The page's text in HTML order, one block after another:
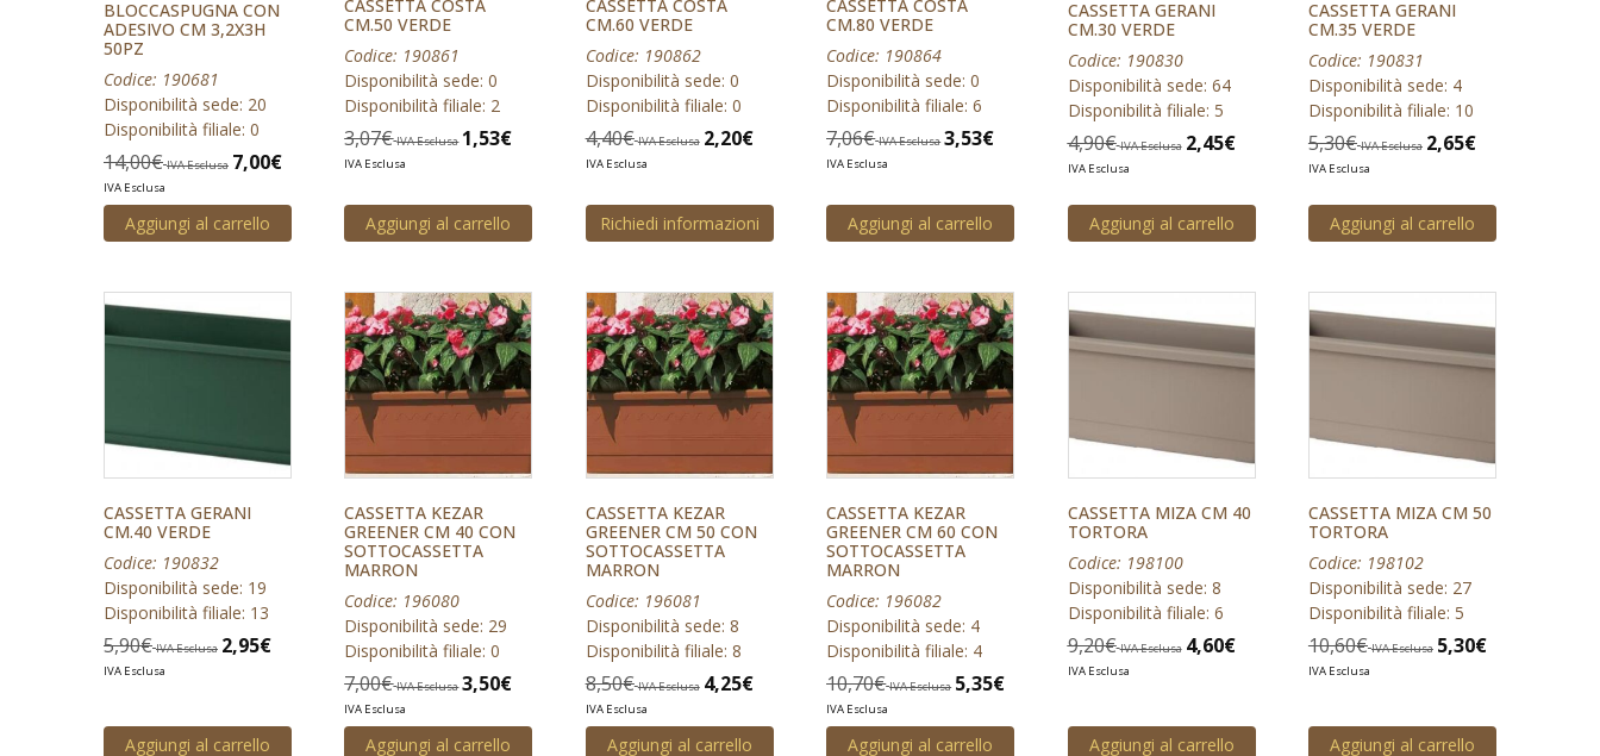
BLOCCASPUGNA CON
ADESIVO CM 3,2X3H
50PZ
Codice: 190681
Disponibilità sede: 20
Disponibilità filiale: 0
14,00€ IVA Esclusa 7,00€
IVA Esclusa
Aggiungi al carrello
CASSETTA COSTA
CM.50 VERDE
Codice: 190861
Disponibilità sede: 0
Disponibilità filiale: 2
3,07€ IVA Esclusa 1,53€
IVA Esclusa
Aggiungi al carrello
CASSETTA COSTA
CM.60 VERDE
Codice: 190862
Disponibilità sede: 0
Disponibilità filiale: 0
4,40€ IVA Esclusa 2,20€
IVA Esclusa
Richiedi informazioni
CASSETTA COSTA
CM.80 VERDE
Codice: 190864
Disponibilità sede: 0
Disponibilità filiale: 6
7,06€ IVA Esclusa 3,53€
IVA Esclusa
Aggiungi al carrello
CASSETTA GERANI
CM.30 VERDE
Codice: 190830
Disponibilità sede: 64
Disponibilità filiale: 5
4,90€ IVA Esclusa 2,45€
IVA Esclusa
Aggiungi al carrello
CASSETTA GERANI
CM.35 VERDE
Codice: 190831
Disponibilità sede: 4
Disponibilità filiale: 10
5,30€ IVA Esclusa 2,65€
IVA Esclusa
Aggiungi al carrello
CASSETTA GERANI
CM.40 VERDE
Codice: 190832
Disponibilità sede: 19
Disponibilità filiale: 13
5,90€ IVA Esclusa 2,95€
IVA Esclusa
Aggiungi al carrello
CASSETTA KEZAR
GREENER CM 40 CON
SOTTOCASSETTA
MARRON
Codice: 196080
Disponibilità sede: 29
Disponibilità filiale: 0
7,00€ IVA Esclusa 3,50€
IVA Esclusa
Aggiungi al carrello
CASSETTA KEZAR
GREENER CM 50 CON
SOTTOCASSETTA
MARRON
Codice: 196081
Disponibilità sede: 8
Disponibilità filiale: 8
8,50€ IVA Esclusa 4,25€
IVA Esclusa
Aggiungi al carrello
CASSETTA KEZAR
GREENER CM 60 CON
SOTTOCASSETTA
MARRON
Codice: 196082
Disponibilità sede: 4
Disponibilità filiale: 4
10,70€ IVA Esclusa 5,35€
IVA Esclusa
Aggiungi al carrello
CASSETTA MIZA CM 40
TORTORA
Codice: 198100
Disponibilità sede: 8
Disponibilità filiale: 6
9,20€ IVA Esclusa 4,60€
IVA Esclusa
Aggiungi al carrello
CASSETTA MIZA CM 50
TORTORA
Codice: 198102
Disponibilità sede: 27
Disponibilità filiale: 5
10,60€ IVA Esclusa 5,30€
IVA Esclusa
Aggiungi al carrello